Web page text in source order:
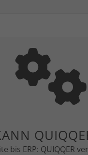
bis ERP: QUIQQER